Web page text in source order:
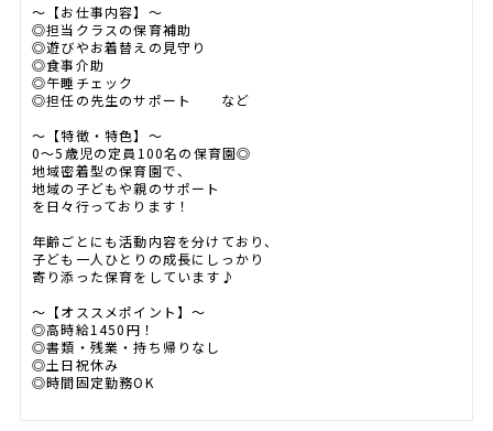
～【お仕事内容】～
◎担当クラスの保育補助
◎遊びやお着替えの見守り
◎食事介助
◎午睡チェック
◎担任の先生のサポート など
～【特徴・特色】～
0～5歳児の定員100名の保育園◎
地域密着型の保育園で、
地域の子どもや親のサポート
を日々行っております！
年齢ごとにも活動内容を分けており、
子ども一人ひとりの成長にしっかり
寄り添った保育をしています♪
～【オススメポイント】～
◎高時給1450円！
◎書類・残業・持ち帰りなし
◎土日祝休み
◎時間固定勤務OK